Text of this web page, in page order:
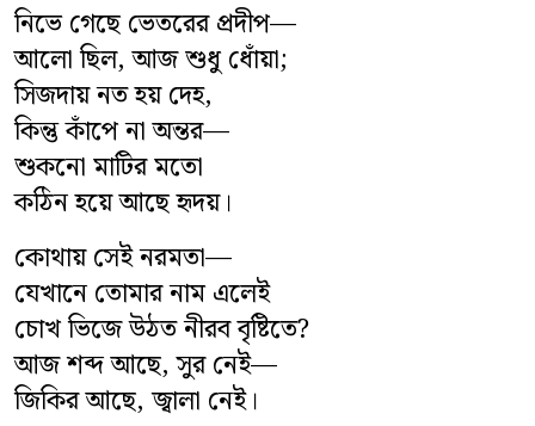
বিনোদন
সারাদেশ
ভিডিও
লাইফস্টাইল
প্রবাসী সংবাদ
মতাতম
শিক্ষাঙ্গন
নিভে গেছে ভেতরের প্রদীপ—
আলো ছিল, আজ শুধু ধোঁয়া;
সিজদায় নত হয় দেহ,
কিন্তু কাঁপে না অন্তর—
শুকনো মাটির মতো
কঠিন হয়ে আছে হৃদয়।
কোথায় সেই নরমতা—
যেখানে তোমার নাম এলেই
চোখ ভিজে উঠত নীরব বৃষ্টিতে?
আজ শব্দ আছে, সুর নেই—
জিকির আছে, জ্বালা নেই।